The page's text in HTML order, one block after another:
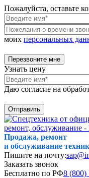
Пожалуйста, оставьте
моих персональных
Перезвоните мне
Узнать цену
Даю согласие на
Отправить
Продажа, ремонт
и обслуживание
Пишите на почту:
Заказать звонок
Бесплатно по РФ8 (800)